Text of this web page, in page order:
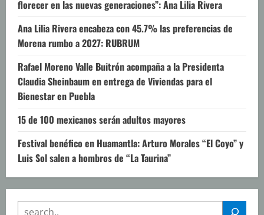
florecer en las nuevas generaciones”: Ana Lilia Rivera
Ana Lilia Rivera encabeza con 45.7% las preferencias de
Morena rumbo a 2027: RUBRUM
Rafael Moreno Valle Buitrón acompaña a la Presidenta
Claudia Sheinbaum en entrega de Viviendas para el
Bienestar en Puebla
15 de 100 mexicanos serán adultos mayores
Festival benéfico en Huamantla: Arturo Morales “El Coyo” y
Luis Sol salen a hombros de “La Taurina”
SEARCH